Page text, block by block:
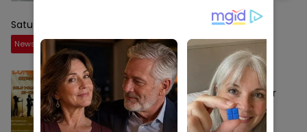
Satu topnews
News September 1, 2025
Rangkaian HUT RI Ke-80 Tingkat
Kecamatan Baranti, Panitia Bakal Gelar
Lomba Karaoke Antar Instansi dan
Masyarakat
News Agustus 20, 2025